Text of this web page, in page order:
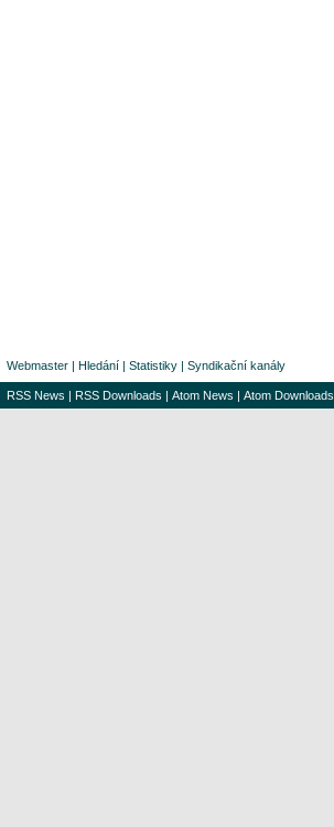
Webmaster | Hledání | Statistiky | Syndikační kanály
RSS News | RSS Downloads | Atom News | Atom Downloads